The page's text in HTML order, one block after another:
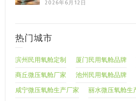
2026年6月12日
热门城市
滨州民用氧舱定制 厦门民用氧舱品牌
商丘微压氧舱厂家 池州民用氧舱品牌
咸宁微压氧舱生产厂家 丽水微压氧舱生